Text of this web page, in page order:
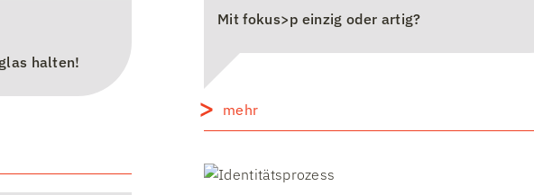
halten!
Mit fokus>p einzig oder artig?
mehr